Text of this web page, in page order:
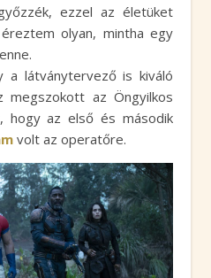
ezzel az életüket
olyan, mintha egy
a látványtervező is kiváló
az Öngyilkos
hogy az első és második
volt az operatőre.